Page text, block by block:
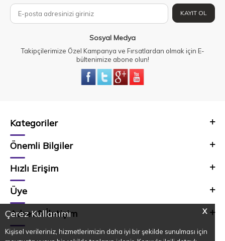
X
Çerez Kullanımı
Kişisel verileriniz, hizmetlerimizin daha iyi bir şekilde sunulması için
KAYIT OL
Sosyal Medya
Takipçilerimize Özel Kampanya ve Fırsatlardan olmak için E-
bültenimize abone olun!
Kategoriler
Önemli Bilgiler
Hızlı Erişim
Üye
Adres & İletişim